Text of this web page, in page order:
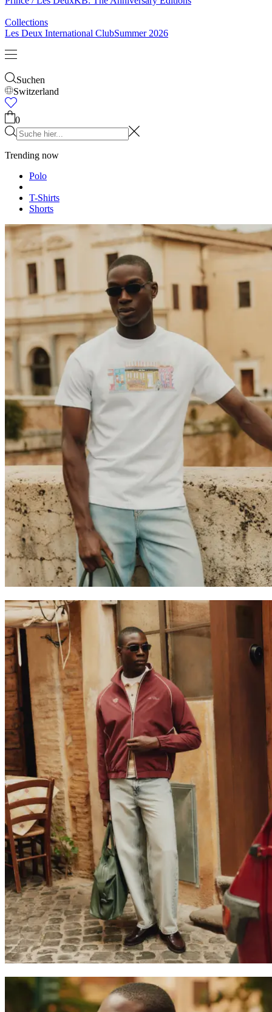
& SockenGürtelSchalsKrawatten
Alles anzeigen
Brand
Brand Home
Collections Collaborations
Journal
LegacyLocations ResponsibilityAbout us
The Spectator’s Lounge The Paris Flagship Launch
Collaborations
Prince / Les Deux KB: The Anniversary Editions
Collections
Les Deux International ClubSummer 2026